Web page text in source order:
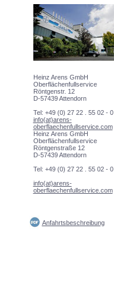
Heinz Arens GmbH
Oberflächenfullservice
Röntgenstr. 12
D-57439 Attendorn
Tel: +49 (0) 27 22 . 55 02 - 0
info(at)arens-
oberflaechenfullservice.com
Heinz Arens GmbH
Oberflächenfullservice
Röntgenstraße 12
D-57439 Attendorn
Tel: +49 (0) 27 22 . 55 02 - 0
info(at)arens-
oberflaechenfullservice.com
Anfahrtsbeschreibung